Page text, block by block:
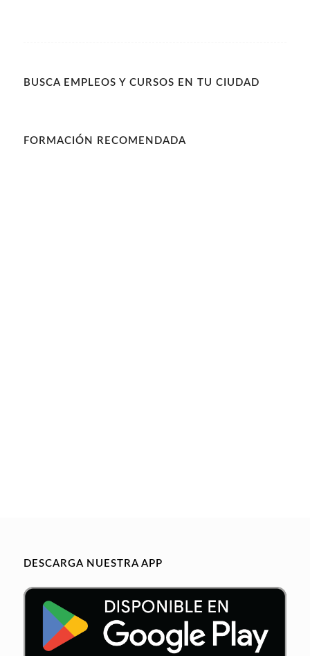
BUSCA EMPLEOS Y CURSOS EN TU CIUDAD
FORMACIÓN RECOMENDADA
DESCARGA NUESTRA APP